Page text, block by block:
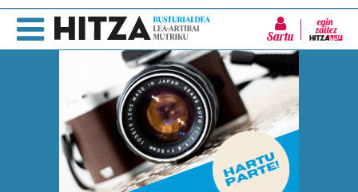
Sartu